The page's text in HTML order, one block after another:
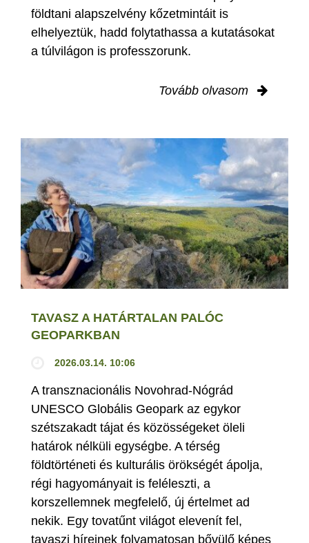
földtani alapszelvény kőzetmintáit is
elhelyeztük, hadd folytathassa a kutatásokat
a túlvilágon is professzorunk.
Tovább olvasom
TAVASZ A HATÁRTALAN PALÓC
GEOPARKBAN
2026.03.14. 10:06
A transznacionális Novohrad-Nógrád
UNESCO Globális Geopark az egykor
szétszakadt tájat és közösségeket öleli
határok nélküli egységbe. A térség
földtörténeti és kulturális örökségét ápolja,
régi hagyományait is feléleszti, a
korszellemnek megfelelő, új értelmet ad
nekik. Egy tovatűnt világot elevenít fel,
tavaszi híreinek folyamatosan bővülő képes